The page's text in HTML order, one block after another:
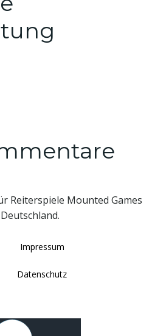
Reiterspiele Mounted Games
Deutschland.
Impressum
Datenschutz